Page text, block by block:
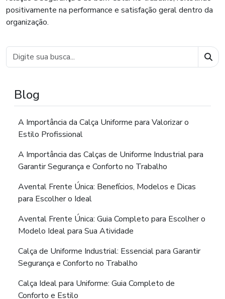
positivamente na performance e satisfação geral dentro da
organização.
Blog
A Importância da Calça Uniforme para Valorizar o
Estilo Profissional
A Importância das Calças de Uniforme Industrial para
Garantir Segurança e Conforto no Trabalho
Avental Frente Única: Benefícios, Modelos e Dicas
para Escolher o Ideal
Avental Frente Única: Guia Completo para Escolher o
Modelo Ideal para Sua Atividade
Calça de Uniforme Industrial: Essencial para Garantir
Segurança e Conforto no Trabalho
Calça Ideal para Uniforme: Guia Completo de
Conforto e Estilo